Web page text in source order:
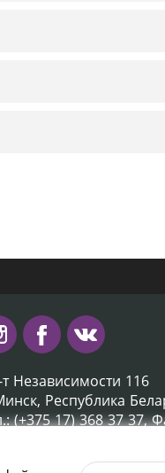
Независимости 116
Республика
(+375 17) 368 37 37,